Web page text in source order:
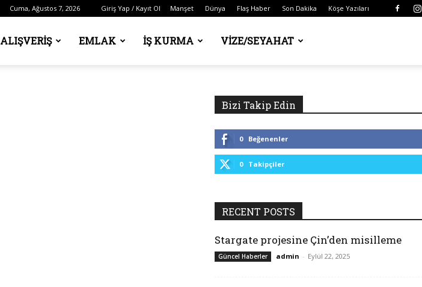
Cuma, Ağustos 7, 2026 Giriş Yap / Kayıt Ol Manşet Dünya Flaş Haber Son Dakika Köşe Yazıları
ALIŞVERIŞ EMLAK İŞ KURMA VIZE/SEYAHAT
Bizi Takip Edin
0 Beğenenler
0 Takipçiler
RECENT POSTS
Stargate projesine Çin’den misilleme
Güncel Haberler admin - Eylül 22, 2025